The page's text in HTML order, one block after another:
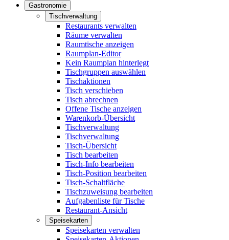
Gastronomie
Tischverwaltung
Restaurants verwalten
Räume verwalten
Raumtische anzeigen
Raumplan-Editor
Kein Raumplan hinterlegt
Tischgruppen auswählen
Tischaktionen
Tisch verschieben
Tisch abrechnen
Offene Tische anzeigen
Warenkorb-Übersicht
Tischverwaltung
Tischverwaltung
Tisch-Übersicht
Tisch bearbeiten
Tisch-Info bearbeiten
Tisch-Position bearbeiten
Tisch-Schaltfläche
Tischzuweisung bearbeiten
Aufgabenliste für Tische
Restaurant-Ansicht
Speisekarten
Speisekarten verwalten